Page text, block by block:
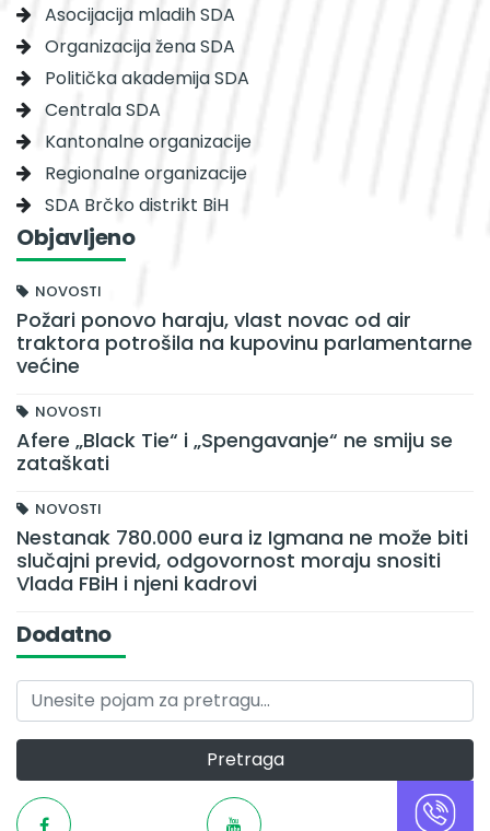
Asocijacija mladih SDA
Organizacija žena SDA
Politička akademija SDA
Centrala SDA
Kantonalne organizacije
Regionalne organizacije
SDA Brčko distrikt BiH
Objavljeno
NOVOSTI
Požari ponovo haraju, vlast novac od air
traktora potrošila na kupovinu parlamentarne
većine
NOVOSTI
Afere „Black Tie“ i „Spengavanje“ ne smiju se
zataškati
NOVOSTI
Nestanak 780.000 eura iz Igmana ne može biti
slučajni previd, odgovornost moraju snositi
Vlada FBiH i njeni kadrovi
Dodatno
Pretraga